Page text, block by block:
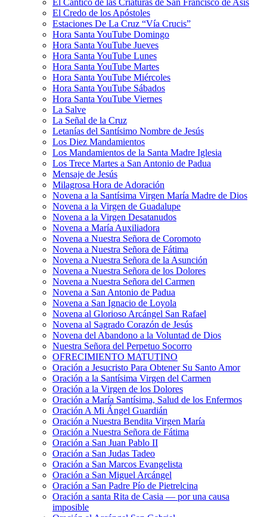
El Cántico de las Criaturas de San Francisco de Asís
El Credo de los Apóstoles
Estaciones De La Cruz “Vía Crucis”
Hora Santa YouTube Domingo
Hora Santa YouTube Jueves
Hora Santa YouTube Lunes
Hora Santa YouTube Martes
Hora Santa YouTube Miércoles
Hora Santa YouTube Sábados
Hora Santa YouTube Viernes
La Salve
La Señal de la Cruz
Letanías del Santísimo Nombre de Jesús
Los Diez Mandamientos
Los Mandamientos de la Santa Madre Iglesia
Los Trece Martes a San Antonio de Padua
Mensaje de Jesús
Milagrosa Hora de Adoración
Novena a la Santísima Virgen María Madre de Dios
Novena a la Virgen de Guadalupe
Novena a la Virgen Desatanudos
Novena a María Auxiliadora
Novena a Nuestra Señora de Coromoto
Novena a Nuestra Señora de Fátima
Novena a Nuestra Señora de la Asunción
Novena a Nuestra Señora de los Dolores
Novena a Nuestra Señora del Carmen
Novena a San Antonio de Padua
Novena a San Ignacio de Loyola
Novena al Glorioso Arcángel San Rafael
Novena al Sagrado Corazón de Jesús
Novena del Abandono a la Voluntad de Dios
Nuestra Señora del Perpetuo Socorro
OFRECIMIENTO MATUTINO
Oración a Jesucristo Para Obtener Su Santo Amor
Oración a la Santísima Virgen del Carmen
Oración a la Virgen de los Dolores
Oración a María Santísima, Salud de los Enfermos
Oración A Mi Ángel Guardián
Oración a Nuestra Bendita Virgen María
Oración a Nuestra Señora de Fátima
Oración a San Juan Pablo II
Oración a San Judas Tadeo
Oración a San Marcos Evangelista
Oración a San Miguel Arcángel
Oración a San Padre Pío de Pietrelcina
Oración a santa Rita de Casia — por una causa
imposible